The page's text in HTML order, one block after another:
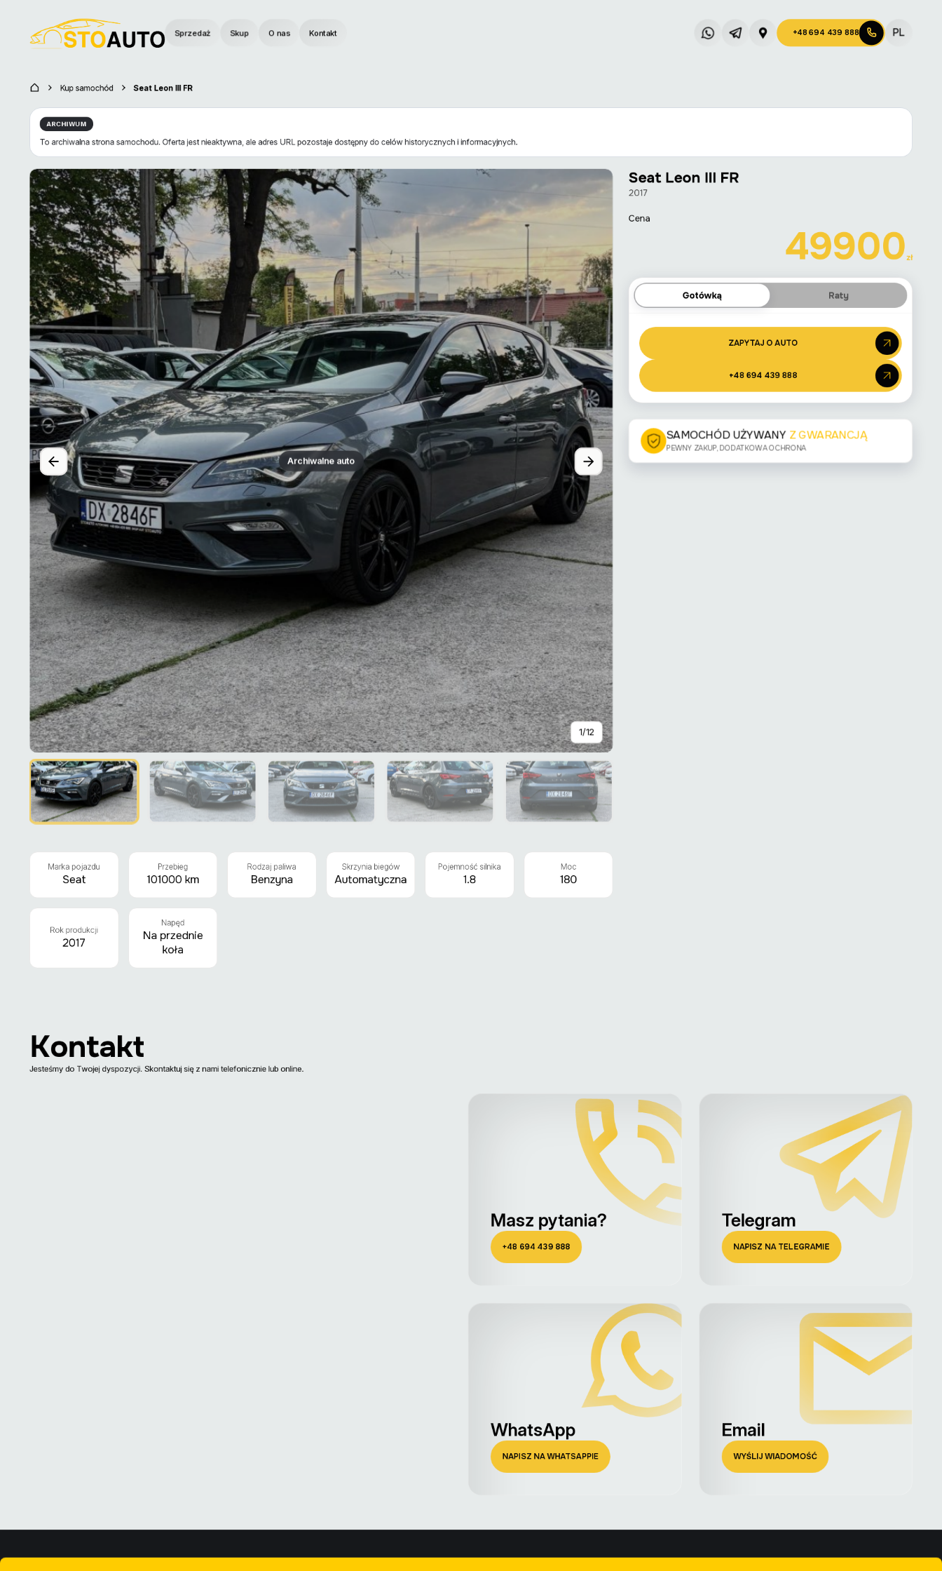
Sprzedaż Skup O nas Kontakt PL
+48 694 439 888
Kup samochód Seat Leon III FR
ARCHIWUM
To archiwalna strona samochodu. Oferta jest nieaktywna, ale adres URL pozostaje dostępny do celów historycznych i informacyjnych.
1/12
Archiwalne auto Archiwalne auto
Marka pojazdu
Seat
Przebieg
101000 km
Rodzaj paliwa
Benzyna
Skrzynia biegów
Automatyczna
Pojemność silnika
1.8
Moc
180
Rok produkcji
2017
Napęd
Na przednie
koła
Seat Leon III FR
2017
Cena
49900zł
Gotówką Raty
ZAPYTAJ O AUTO
+48 694 439 888
SAMOCHÓD UŻYWANY Z GWARANCJĄ
PEWNY ZAKUP, DODATKOWA OCHRONA
Kontakt
Jesteśmy do Twojej dyspozycji. Skontaktuj się z nami telefonicznie lub online.
Masz pytania?
+48 694 439 888
Telegram
NAPISZ NA TELEGRAMIE
WhatsApp
NAPISZ NA WHATSAPPIE
Email
WYŚLIJ WIADOMOŚĆ